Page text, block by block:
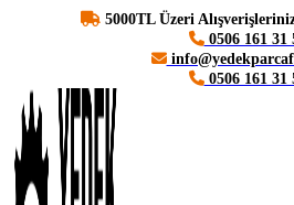
5000TL Üzeri
0506 161 31
0506 161 31